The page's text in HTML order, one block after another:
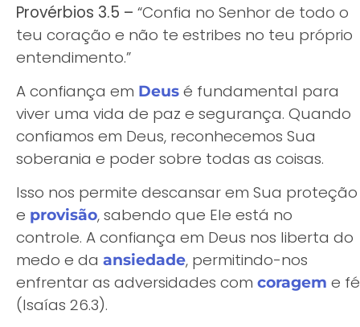
Provérbios 3.5 – “Confia no Senhor de todo o
teu coração e não te estribes no teu próprio
entendimento.”
A confiança em Deus é fundamental para
viver uma vida de paz e segurança. Quando
confiamos em Deus, reconhecemos Sua
soberania e poder sobre todas as coisas.
Isso nos permite descansar em Sua proteção
e provisão, sabendo que Ele está no
controle. A confiança em Deus nos liberta do
medo e da ansiedade, permitindo-nos
enfrentar as adversidades com coragem e fé
(Isaías 26.3).